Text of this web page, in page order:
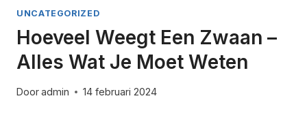
UNCATEGORIZED
Hoeveel Weegt Een Zwaan –
Alles Wat Je Moet Weten
Dooradmin 14 februari 2024